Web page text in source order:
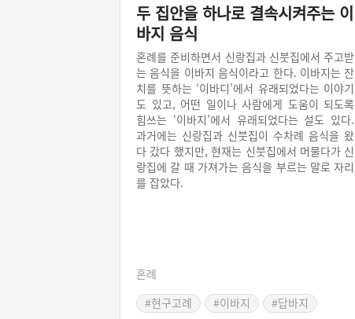
두 집안을 하나로 결속시켜주는 이
바지 음식
혼례를 준비하면서 신랑집과 신붓집에서 주고받
는 음식을 이바지 음식이라고 한다. 이바지는 잔
치를 뜻하는 ‘이바디’에서 유래되었다는 이야기
도 있고, 어떤 일이나 사람에게 도움이 되도록
힘쓰는 ‘이바지’에서 유래되었다는 설도 있다.
과거에는 신랑집과 신붓집이 수차례 음식을 왔
다 갔다 했지만, 현재는 신붓집에서 머물다가 신
랑집에 갈 때 가져가는 음식을 부르는 말로 자리
를 잡았다.
혼례
#현구고례
#이바지
#답바지